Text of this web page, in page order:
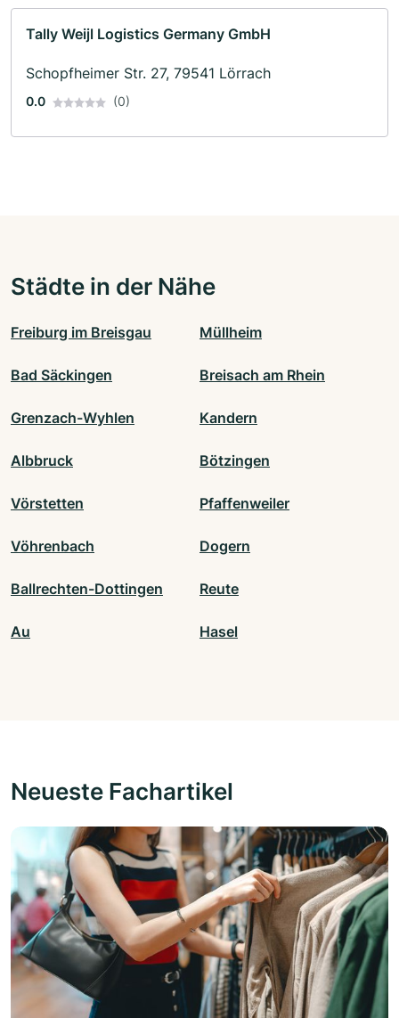
Tally Weijl Logistics Germany GmbH
Schopfheimer Str. 27, 79541 Lörrach
0.0 (0)
Städte in der Nähe
Freiburg im Breisgau Müllheim
Bad Säckingen Breisach am Rhein
Grenzach-Wyhlen Kandern
Albbruck Bötzingen
Vörstetten Pfaffenweiler
Vöhrenbach Dogern
Ballrechten-Dottingen Reute
Au Hasel
Neueste Fachartikel